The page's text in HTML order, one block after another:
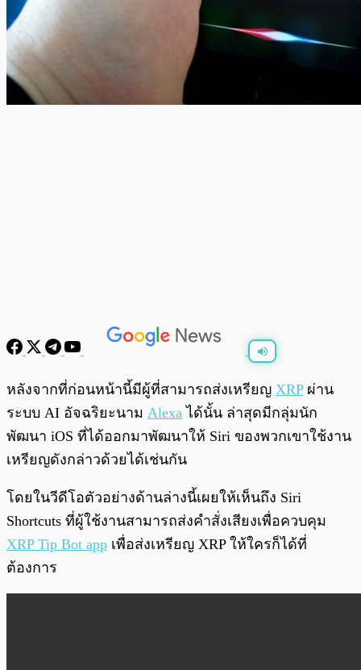
พร้อมเล่น 0:00
หลังจากที่ก่อนหน้านี้มีผู้ที่สามารถส่งเหรียญ XRPผ่าน
ระบบ AI อัจฉริยะนาม Alexa ได้นั้น ล่าสุดมีกลุ่มนัก
พัฒนา iOS ที่ได้ออกมาพัฒนาให้ Siri ของพวกเขาใช้งาน
เหรียญดังกล่าวด้วยได้เช่นกัน
โดยในวีดีโอตัวอย่างด้านล่างนี้เผยให้เห็นถึง Siri
Shortcuts ที่ผู้ใช้งานสามารถส่งคำสั่งเสียงเพื่อควบคุม
XRP Tip Bot app เพื่อส่งเหรียญ XRP ให้ใครก็ได้ที่
ต้องการ